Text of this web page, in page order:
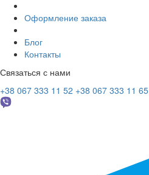
Оформление заказа
Блог
Контакты
Связаться с нами
+38 067 333 11 52 +38 067 333 11 65